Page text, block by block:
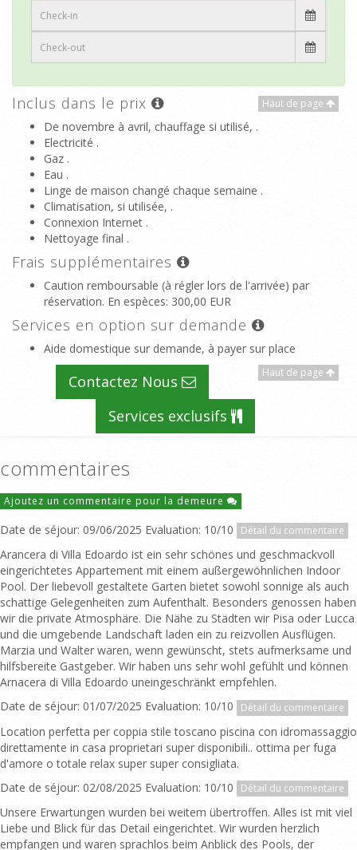
Haut de page
Inclus dans le prix
De novembre à avril, chauffage si utilisé, .
Electricité .
Gaz .
Eau .
Linge de maison changé chaque semaine .
Climatisation, si utilisée, .
Connexion Internet .
Nettoyage final .
Frais supplémentaires
Caution remboursable (à régler lors de l'arrivée) par
réservation. En espèces: 300,00 EUR
Services en option sur demande
Aide domestique sur demande, à payer sur place
Haut de page
Contactez Nous
Services exclusifs
commentaires
Ajoutez un commentaire pour la demeure
Date de séjour: 09/06/2025 Evaluation: 10/10 Détail du commentaire
Arancera di Villa Edoardo ist ein sehr schönes und geschmackvoll
eingerichtetes Appartement mit einem außergewöhnlichen Indoor
Pool. Der liebevoll gestaltete Garten bietet sowohl sonnige als auch
schattige Gelegenheiten zum Aufenthalt. Besonders genossen haben
wir die private Atmosphäre. Die Nähe zu Städten wir Pisa oder Lucca
und die umgebende Landschaft laden ein zu reizvollen Ausflügen.
Marzia und Walter waren, wenn gewünscht, stets aufmerksame und
hilfsbereite Gastgeber. Wir haben uns sehr wohl gefühlt und können
Arnacera di Villa Edoardo uneingeschränkt empfehlen.
Date de séjour: 01/07/2025 Evaluation: 10/10
Détail du commentaire
Location perfetta per coppia stile toscano piscina con idromassaggio
direttamente in casa proprietari super disponibili.. ottima per fuga
d'amore o totale relax super super consigliata.
Date de séjour: 02/08/2025 Evaluation: 10/10
Détail du commentaire
Unsere Erwartungen wurden bei weitem übertroffen. Alles ist mit viel
Liebe und Blick für das Detail eingerichtet. Wir wurden herzlich
empfangen und waren sprachlos beim Anblick des Pools, der